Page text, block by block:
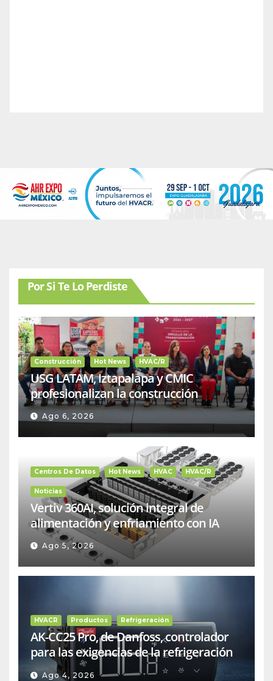
Por Si Te Lo Perdiste
Construcción Hot News HVAC/R
USG LATAM, Iztapalapa y CMIC
profesionalizan la construcción
Ago 6, 2026
Centros De Datos Hot News HVAC HVAC/R
Noticias
Vertiv 360AI, solución integral de
alimentación y enfriamiento con IA
Ago 5, 2026
HVACR Productos Refrigeración
AK-CC25 Pro, de Danfoss, controlador
para las exigencias de la refrigeración
comercial
Ago 4, 2026